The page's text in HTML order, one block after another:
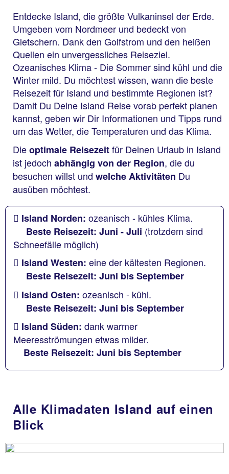
Entdecke Island, die größte Vulkaninsel der Erde.
Umgeben vom Nordmeer und bedeckt von
Gletschern. Dank den Golfstrom und den heißen
Quellen ein unvergessliches Reiseziel.
Ozeanisches Klima - Die Sommer sind kühl und die
Winter mild. Du möchtest wissen, wann die beste
Reisezeit für Island und bestimmte Regionen ist?
Damit Du Deine Island Reise vorab perfekt planen
kannst, geben wir Dir Informationen und Tipps rund
um das Wetter, die Temperaturen und das Klima.
Dieoptimale Reisezeitfür Deinen Urlaub in Island
ist jedoch abhängig von der Region, die du
besuchen willst und welche Aktivitäten Du
ausüben möchtest.
Island Norden: ozeanisch - kühles Klima.
Beste Reisezeit: Juni - Juli (trotzdem sind
Schneefälle möglich)
Island Westen: eine der kältesten Regionen.
Beste Reisezeit: Juni bis September
Island Osten: ozeanisch - kühl.
Beste Reisezeit: Juni bis September
Island Süden: dank warmer
Meeresströmungen etwas milder.
Beste Reisezeit: Juni bis September
Alle Klimadaten Island auf einen
Blick